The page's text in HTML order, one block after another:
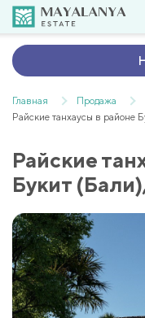
Главная
Продажа
Райские танхаусы в районе
Райские
Букит